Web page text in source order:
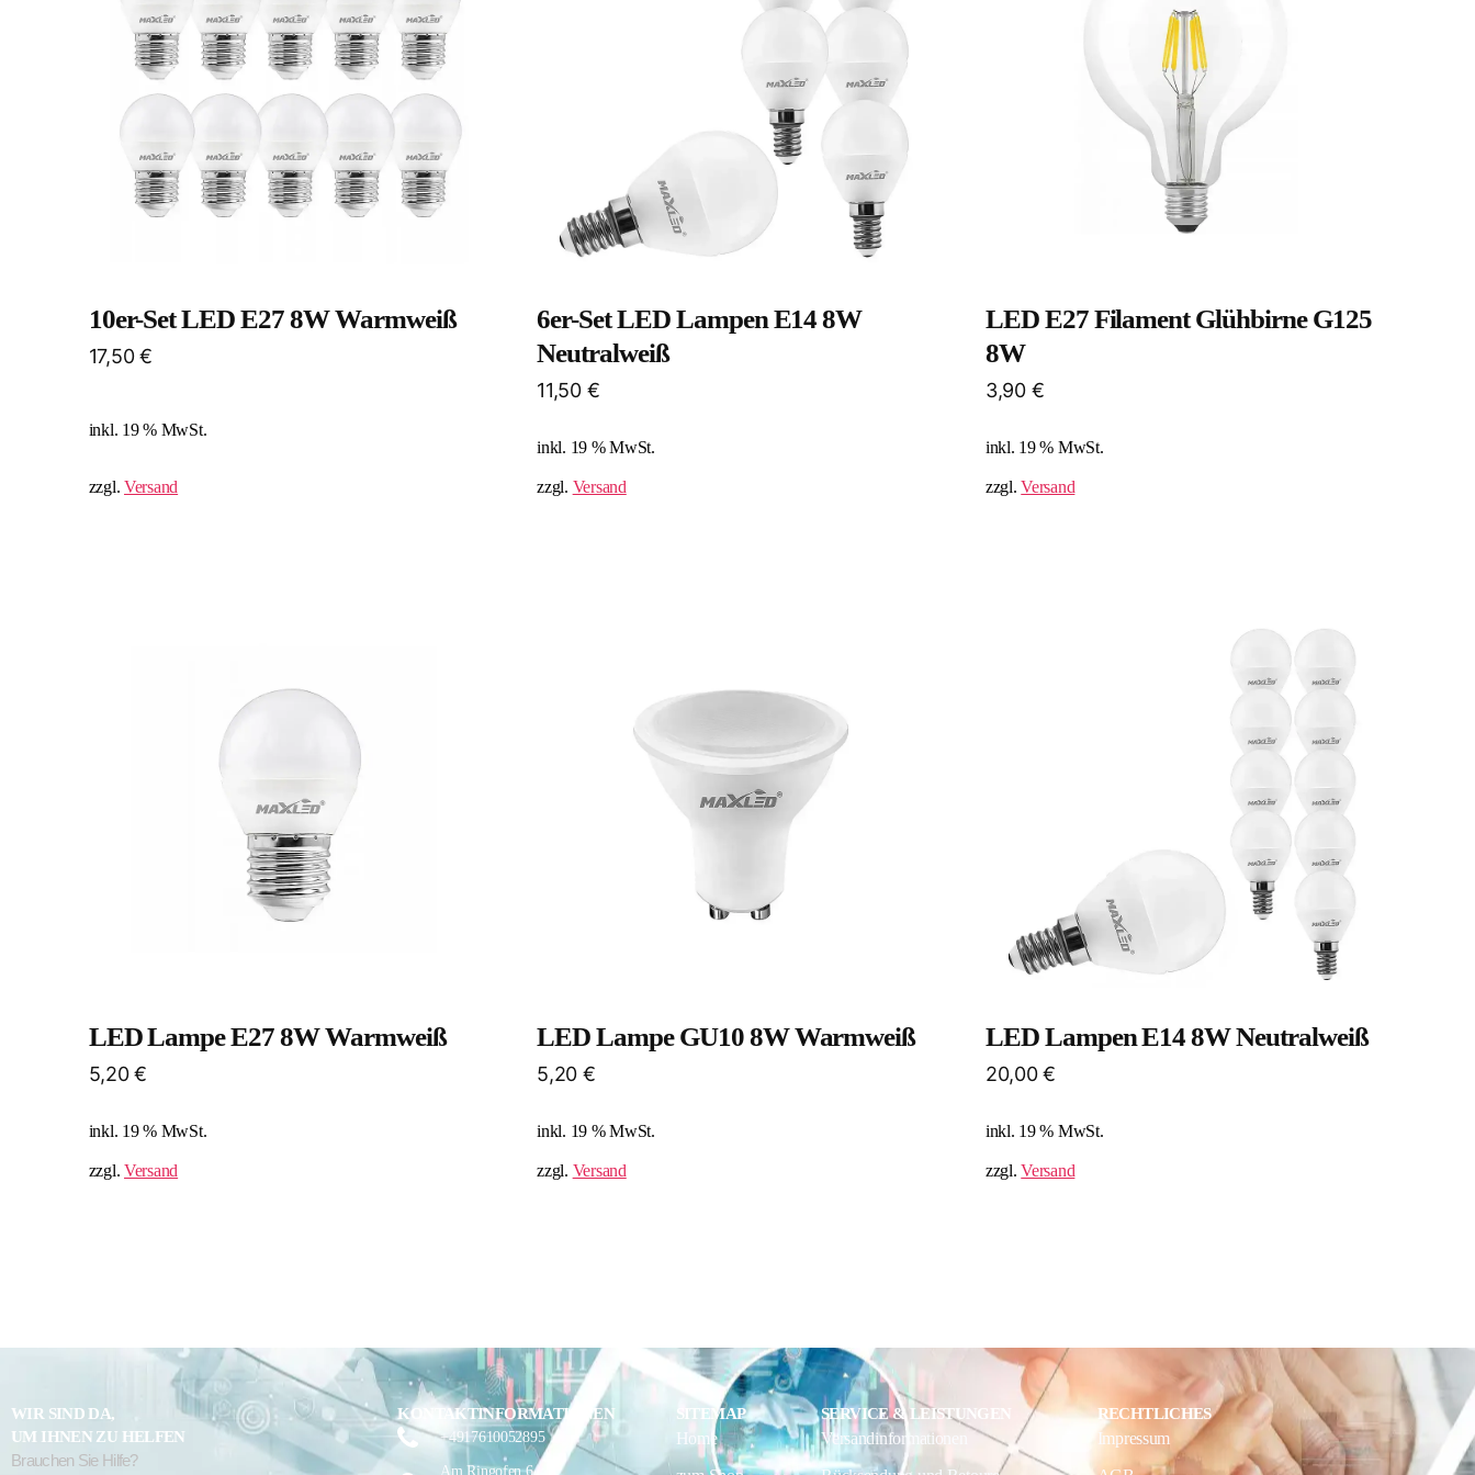
10er-Set LED E27 8W Warmweiß​
17,50€
inkl. 19 % MwSt.
zzgl.Versand
6er-Set LED Lampen E14 8W
Neutralweiß
11,50 €
inkl. 19 % MwSt.
zzgl. Versand
LED E27 Filament Glühbirne G125
8W
3,90 €
inkl. 19 % MwSt.
zzgl.Versand
LED Lampe E27 8W Warmweiß
5,20€
inkl. 19 % MwSt.
zzgl.Versand
LED Lampe GU10 8W Warmweiß
5,20 €
inkl. 19 % MwSt.
zzgl. Versand
LED Lampen E14 8W Neutralweiß​
20,00€
inkl. 19 % MwSt.
zzgl.Versand
WIR SIND DA,
UM IHNEN ZU HELFEN
Brauchen Sie Hilfe?
KONTAKTINFORMATIONEN
+4917610052895
Am Ringofen 6,
SITEMAP
Home
SERVICE & LEISTUNGEN
Versandinformationen
RECHTLICHES
Impressum